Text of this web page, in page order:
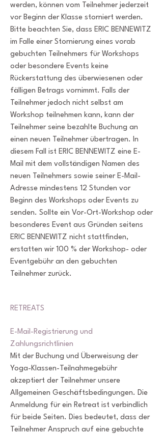
werden, können vom Teilnehmer jederzeit
vor Beginn der Klasse storniert werden.
Bitte beachten Sie, dass ERIC BENNEWITZ
im Falle einer Stornierung eines vorab
gebuchten Teilnehmers für Workshops
oder besondere Events keine
Rückerstattung des überwiesenen oder
fälligen Betrags vornimmt. Falls der
Teilnehmer jedoch nicht selbst am
Workshop teilnehmen kann, kann der
Teilnehmer seine bezahlte Buchung an
einen neuen Teilnehmer übertragen. In
diesem Fall ist ERIC BENNEWITZ eine E-
Mail mit dem vollständigen Namen des
neuen Teilnehmers sowie seiner E-Mail-
Adresse mindestens 12 Stunden vor
Beginn des Workshops oder Events zu
senden. Sollte ein Vor-Ort-Workshop oder
besonderes Event aus Gründen seitens
ERIC BENNEWITZ nicht stattfinden,
erstatten wir 100 % der Workshop- oder
Eventgebühr an den gebuchten
Teilnehmer zurück.
RETREATS
E-Mail-Registrierung und
Zahlungsrichtlinien
Mit der Buchung und Überweisung der
Yoga-Klassen-Teilnahmegebühr
akzeptiert der Teilnehmer unsere
Allgemeinen Geschäftsbedingungen. Die
Anmeldung für ein Retreat ist verbindlich
für beide Seiten. Dies bedeutet, dass der
Teilnehmer Anspruch auf eine gebuchte